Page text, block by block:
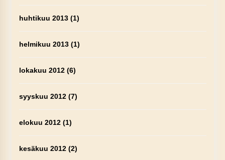
huhtikuu 2013(1)
helmikuu 2013(1)
lokakuu 2012(6)
syyskuu 2012(7)
elokuu 2012(1)
kesäkuu 2012(2)